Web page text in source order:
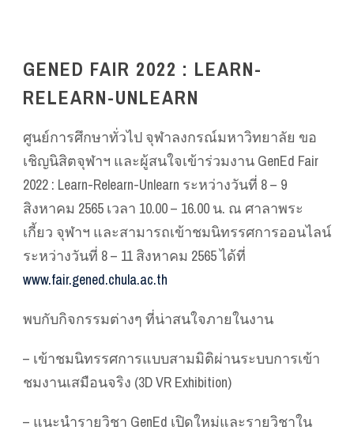
GENED FAIR 2022 : LEARN-
RELEARN-UNLEARN
ศูนย์การศึกษาทั่วไป จุฬาลงกรณ์มหาวิทยาลัย ขอ
เชิญนิสิตจุฬาฯ และผู้สนใจเข้าร่วมงาน GenEd Fair
2022 : Learn-Relearn-Unlearn ระหว่างวันที่ 8 – 9
สิงหาคม 2565 เวลา 10.00 – 16.00 น. ณ ศาลาพระ
เกี้ยว จุฬาฯ และสามารถเข้าชมนิทรรศการออนไลน์
ระหว่างวันที่ 8 – 11 สิงหาคม 2565 ได้ที่
www.fair.gened.chula.ac.th
พบกับกิจกรรมต่างๆ ที่น่าสนใจภายในงาน
– เข้าชมนิทรรศการแบบสามมิติผ่านระบบการเข้า
ชมงานเสมือนจริง (3D VR Exhibition)
– แนะนำรายวิชา GenEd เปิดใหม่และรายวิชาใน